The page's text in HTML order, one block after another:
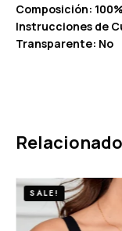
Composición:
Instrucciones de
Transparente: No
SALE!